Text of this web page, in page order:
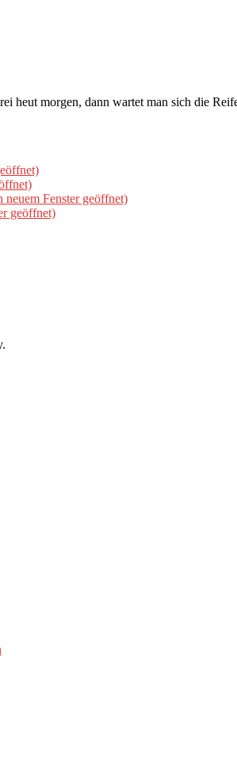
heut morgen, dann wartet man sich die
Fenster geöffnet)
geöffnet)